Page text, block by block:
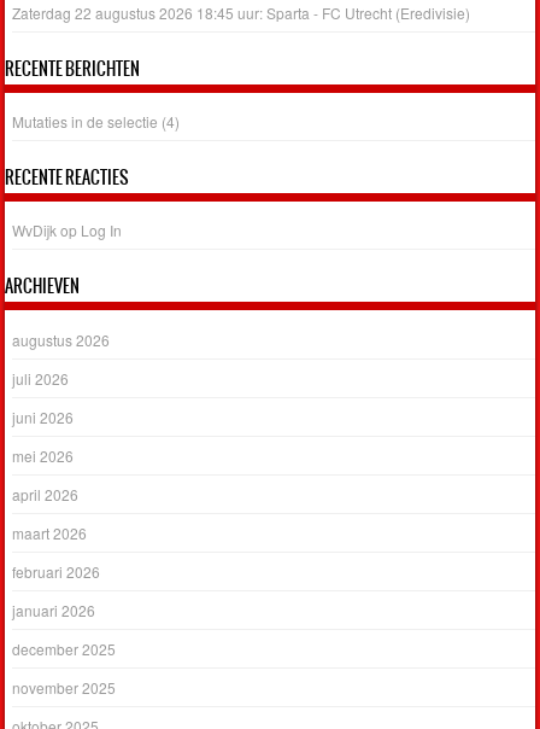
Zaterdag 22 augustus 2026 18:45 uur: Sparta - FC Utrecht (Eredivisie)
RECENTE BERICHTEN
Mutaties in de selectie (4)
RECENTE REACTIES
WvDijkop Log In
ARCHIEVEN
augustus 2026
juli 2026
juni 2026
mei 2026
april 2026
maart 2026
februari 2026
januari 2026
december 2025
november 2025